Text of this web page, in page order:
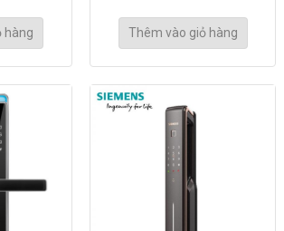
hàng Thêm vào giỏ hàng